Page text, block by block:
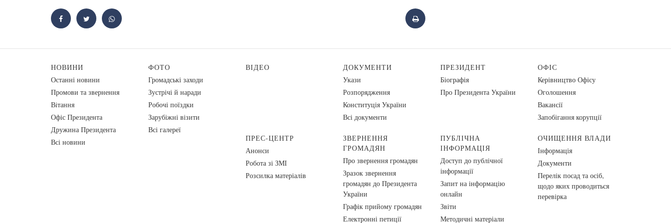
НОВИНИ
Останні новини
Промови та звернення
Вiтання
Офіс Президента
Дружина Президента
Всі новини
ФОТО
Громадські заходи
Зустрічі й наради
Робочі поїздки
Зарубіжні візити
Всі галереї
ВІДЕО
ДОКУМЕНТИ
Укази
Розпорядження
Конституція України
Всі документи
ПРЕЗИДЕНТ
Біографія
Про Президента України
ОФІС
Керівництво Офісу
Оголошення
Вакансії
Запобігання корупції
ПРЕС-ЦЕНТР
Анонси
Робота зі ЗМІ
Розсилка матеріалів
ЗВЕРНЕННЯ
ГРОМАДЯН
Про звернення громадян
Зразок звернення
громадян до Президента
України
Графік прийому громадян
Електронні петиції
ПУБЛІЧНА
ІНФОРМАЦІЯ
Доступ до публічної
інформації
Запит на інформацію
онлайн
Звіти
Методичні матеріали
ОЧИЩЕННЯ ВЛАДИ
Інформація
Документи
Перелік посад та осіб,
щодо яких проводиться
перевірка